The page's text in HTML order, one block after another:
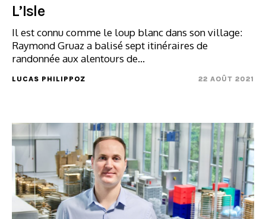
L’Isle
Il est connu comme le loup blanc dans son village:
Raymond Gruaz a balisé sept itinéraires de
randonnée aux alentours de...
LUCAS PHILIPPOZ 22 AOÛT 2021